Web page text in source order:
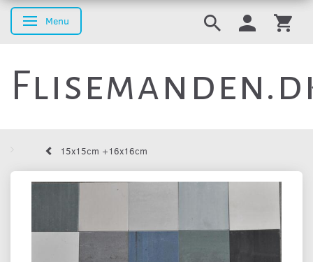
Skifte navigation
Menu
15x15cm +16x16cm